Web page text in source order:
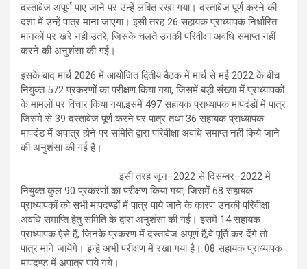
दस्तावेज अपूर्ण पाए जाने पर उन्हें लंबित रखा गया। दस्तावेज पूर्ण करने की
दशा में उन्हें पात्र माना जाएगा। इसी तरह 26 सहायक प्राध्यापक निर्धारित
मानकों पर खरे नहीं उतरे, जिसके चलते उनकी परिवीक्षा अवधि समाप्त नहीं
करने की अनुशंसा की गई।
इसके बाद मार्च 2026 में आयोजित द्वितीय बैठक में मार्च से मई 2022 के बीच
नियुक्त 572 प्रकरणों का परीक्षण किया गया, जिसमें बड़ी संख्या में प्राध्यापकों
के मामलों पर विचार किया गया,इसमें 497 सहायक प्राध्यापक मापदंडों में पात्र
जिसमे से 39 दस्तावेज पूर्ण करने पर पात्र तथा 36 सहायक प्राध्यापक
मापदंड में अपात्र होने पर समिति द्वारा परिवीक्षा अवधि समाप्त नही किये जाने
की अनुशंसा की गई है।
इसी तरह जून–2022 से दिसम्बर–2022 में
नियुक्त कुल 90 प्रकरणों का परीक्षण किया गया, जिसमें 68 सहायक
प्राध्यापकों को सभी मापदण्डों में पात्र पाये जाने के कारण उनकी परिवीक्षा
अवधि समाप्ति हेतु समिति के द्वारा अनुशंसा की गई। इसमें 14 सहायक
प्राध्यापक ऐसे हैं, जिनके प्रकरण में दस्तावेज अपूर्ण हैं,वे पूर्ति कर देंगे तो
पात्र माने जायेंगे। इन्हे अभी परीक्षण में रखा गया है। 08 सहायक प्राध्यापक
मापदण्ड में अपात्र पाये गये।